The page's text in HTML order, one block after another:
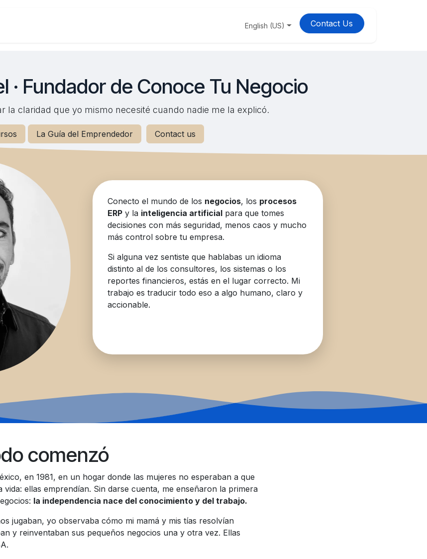
English (US) Contact Us
· Fundador de Conoce Tu Negocio
la claridad que yo mismo necesité cuando nadie me la explicó.
La Guía del Emprendedor Contact us
Conecto el mundo de los negocios, los procesos
ERP y la inteligencia artificial para que tomes
decisiones con más seguridad, menos caos y mucho
más control sobre tu empresa.
Si alguna vez sentiste que hablabas un idioma
distinto al de los consultores, los sistemas o los
reportes financieros, estás en el lugar correcto. Mi
trabajo es traducir todo eso a algo humano, claro y
accionable.
comenzó
en 1981, en un hogar donde las mujeres no esperaban a que
vida: ellas emprendían. Sin darse cuenta, me enseñaron la primera
la independencia nace del conocimiento y del trabajo.
jugaban, yo observaba cómo mi mamá y mis tías resolvían
y reinventaban sus pequeños negocios una y otra vez. Ellas